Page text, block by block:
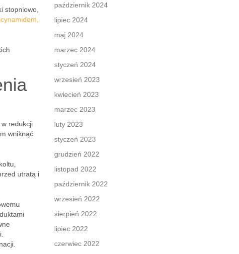
stopniowo,
redukcji
wniknąć
utratą i
październik 2024
lipiec 2024
maj 2024
marzec 2024
styczeń 2024
wrzesień 2023
kwiecień 2023
marzec 2023
luty 2023
styczeń 2023
grudzień 2022
listopad 2022
październik 2022
wrzesień 2022
sierpień 2022
lipiec 2022
czerwiec 2022